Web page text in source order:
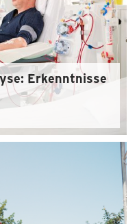
Erkenntnisse